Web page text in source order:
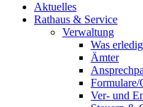
Aktuelles
Rathaus & Service
Verwaltung
Was
Ämter
Ver- und